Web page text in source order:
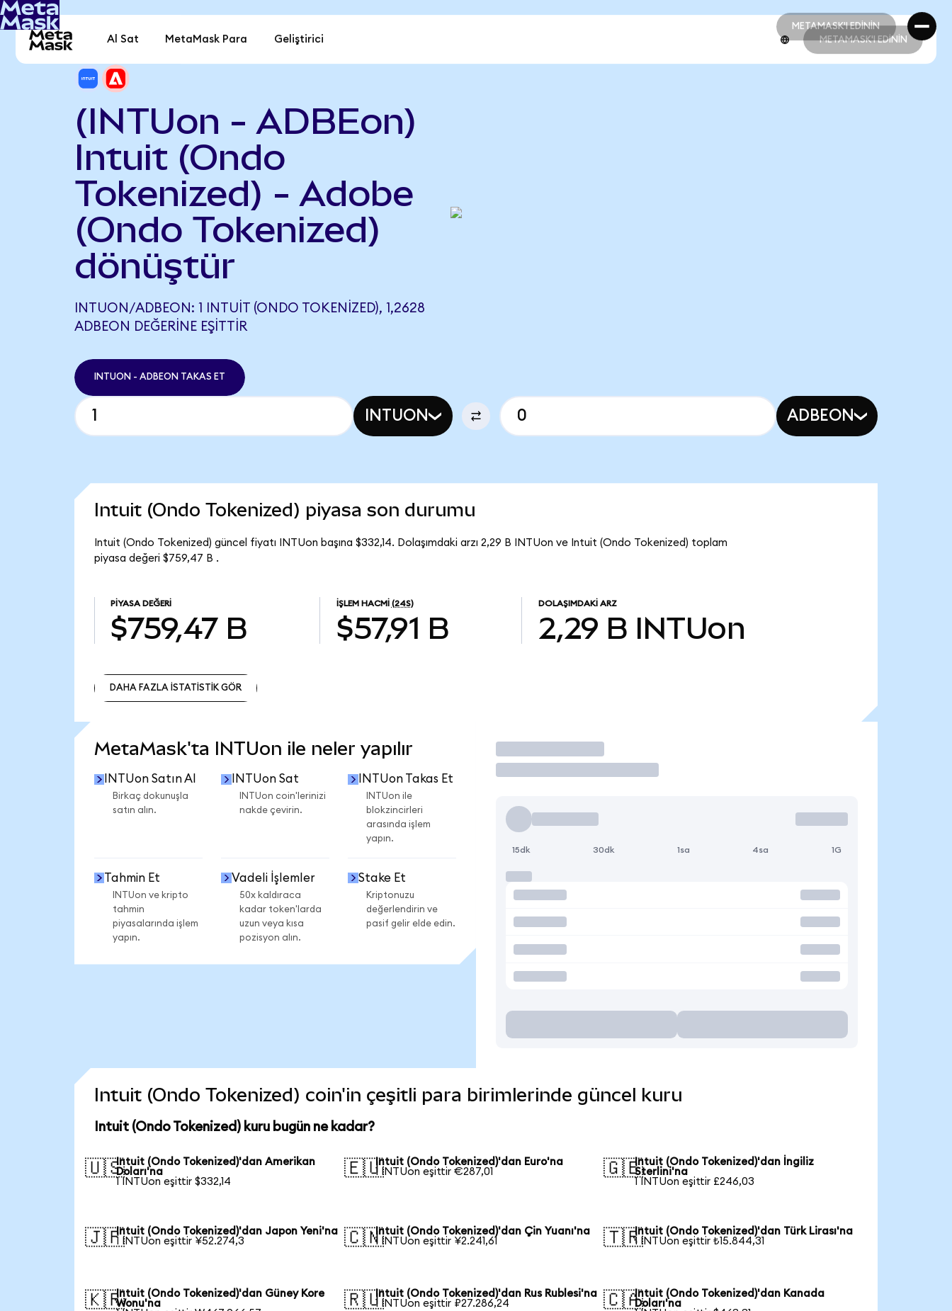
METAMASK'I EDİNİN
METAMASK'I EDİNİN
Al Sat MetaMask Para Geliştirici METAMASK'I EDİNİN
(INTUon - ADBEon)
Intuit (Ondo
Tokenized) - Adobe
(Ondo Tokenized)
dönüştür
INTUON/ADBEON: 1 INTUIT (ONDO TOKENIZED), 1,2628
ADBEON DEĞERINE EŞITTIR
INTUON - ADBEON TAKAS ET
INTUON ADBEON
Intuit (Ondo Tokenized) piyasa son durumu
Intuit (Ondo Tokenized) güncel fiyatı INTUon başına $332,14. Dolaşımdaki arzı 2,29 B INTUon ve Intuit (Ondo Tokenized) toplam
piyasa değeri $759,47 B .
PIYASA DEĞERI
$759,47 B
İŞLEM HACMI (24S)
$57,91 B
DOLAŞIMDAKI ARZ
2,29 B INTUon
DAHA FAZLA İSTATİSTİK GÖR
MetaMask'ta INTUon ile neler yapılır
INTUon Satın Al
Birkaç dokunuşla
satın alın.
INTUon Sat
INTUon coin'lerinizi
nakde çevirin.
INTUon Takas Et
INTUon ile
blokzincirleri
arasında işlem
yapın.
Tahmin Et
INTUon ve kripto
tahmin
piyasalarında işlem
yapın.
Vadeli İşlemler
50x kaldıraca
kadar token'larda
uzun veya kısa
pozisyon alın.
Stake Et
Kriptonuzu
değerlendirin ve
pasif gelir elde edin.
İşlem Yap
15dk 30dk 1sa 4sa 1G
Intuit (Ondo Tokenized) coin'in çeşitli para birimlerinde güncel kuru
Intuit (Ondo Tokenized) kuru bugün ne kadar?
🇺🇸Intuit (Ondo Tokenized)'dan Amerikan
Doları'na
1 INTUon eşittir $332,14
🇪🇺Intuit (Ondo Tokenized)'dan Euro'na
1 INTUon eşittir €287,01
🇬🇧Intuit (Ondo Tokenized)'dan İngiliz
Sterlini'na
1 INTUon eşittir £246,03
🇯🇵Intuit (Ondo Tokenized)'dan Japon Yeni'na
1 INTUon eşittir ¥52.274,3
🇨🇳Intuit (Ondo Tokenized)'dan Çin Yuanı'na
1 INTUon eşittir ¥2.241,61
🇹🇷Intuit (Ondo Tokenized)'dan Türk Lirası'na
1 INTUon eşittir ₺15.844,31
🇰🇷Intuit (Ondo Tokenized)'dan Güney Kore
Wonu'na
🇷🇺Intuit (Ondo Tokenized)'dan Rus Rublesi'na
1 INTUon eşittir ₽27.286,24
🇨🇦Intuit (Ondo Tokenized)'dan Kanada
Doları'na